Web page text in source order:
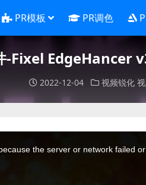
PR模板 PR调色
-Fixel EdgeHancer
2022-12-04 视频锐化
the server or network failed